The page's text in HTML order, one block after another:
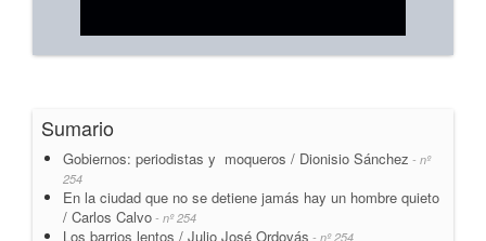
Sumario
Gobiernos: periodistas y moqueros / Dionisio Sánchez - nº
254
En la ciudad que no se detiene jamás hay un hombre quieto
/ Carlos Calvo - nº 254
Los barrios lentos / Julio José Ordovás - nº 254